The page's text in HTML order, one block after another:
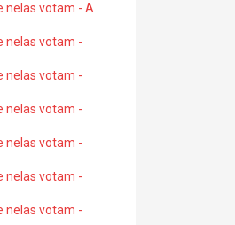
nelas votam - A
nelas votam -
nelas votam -
nelas votam -
nelas votam -
nelas votam -
nelas votam -